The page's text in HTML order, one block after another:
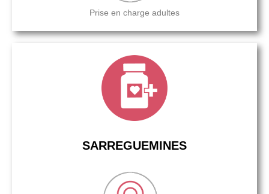
Prise en charge adultes
SARREGUEMINES